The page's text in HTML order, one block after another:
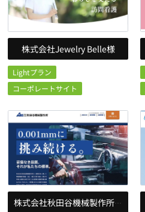
株式会社Jewelry Belle様
Lightプラン
コーポレートサイト
株式会社秋田谷機械製作所様